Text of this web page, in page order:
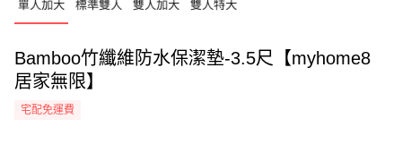
Bamboo竹纖維防水保潔墊-3.5尺【myhome8
居家無限】
宅配免運費